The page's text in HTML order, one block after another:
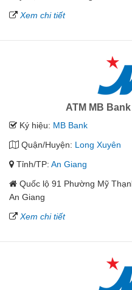
Xem chi tiết
ATM MB
Ký hiệu: MB Bank
Quận/Huyện: Long Xuyên
Tỉnh/TP: An Giang
Quốc lộ 91 Phường Mỹ
An Giang
Xem chi tiết